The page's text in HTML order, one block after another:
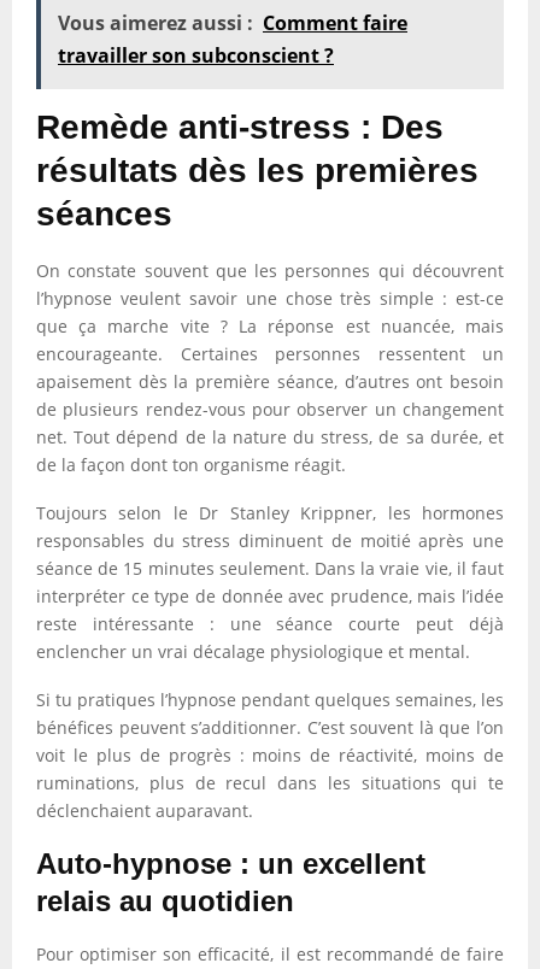
Vous aimerez aussi : Comment faire
travailler son subconscient ?
Remède anti-stress : Des
résultats dès les premières
séances
On constate souvent que les personnes qui découvrent
l’hypnose veulent savoir une chose très simple : est-ce
que ça marche vite ? La réponse est nuancée, mais
encourageante. Certaines personnes ressentent un
apaisement dès la première séance, d’autres ont besoin
de plusieurs rendez-vous pour observer un changement
net. Tout dépend de la nature du stress, de sa durée, et
de la façon dont ton organisme réagit.
Toujours selon le Dr Stanley Krippner, les hormones
responsables du stress diminuent de moitié après une
séance de 15 minutes seulement. Dans la vraie vie, il faut
interpréter ce type de donnée avec prudence, mais l’idée
reste intéressante : une séance courte peut déjà
enclencher un vrai décalage physiologique et mental.
Si tu pratiques l’hypnose pendant quelques semaines, les
bénéfices peuvent s’additionner. C’est souvent là que l’on
voit le plus de progrès : moins de réactivité, moins de
ruminations, plus de recul dans les situations qui te
déclenchaient auparavant.
Auto-hypnose : un excellent
relais au quotidien
Pour optimiser son efficacité, il est recommandé de faire